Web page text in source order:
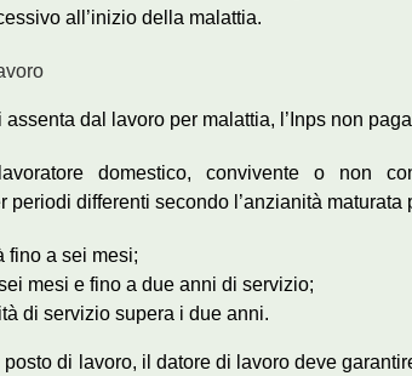
all’inizio della malattia.
dal lavoro per malattia, l’Inps non
domestico, convivente o non
periodi differenti secondo l’anzianità maturata
fino a sei mesi;
mesi e fino a due anni di servizio;
di servizio supera i due anni.
di lavoro, il datore di lavoro deve